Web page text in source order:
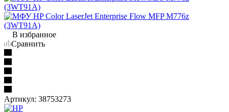
В избранное
Сравнить
Артикул: 38753273